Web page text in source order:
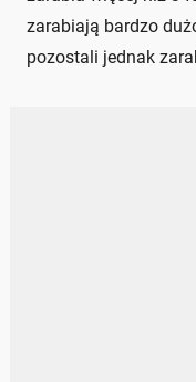
zarabiają bardzo
pozostali jednak